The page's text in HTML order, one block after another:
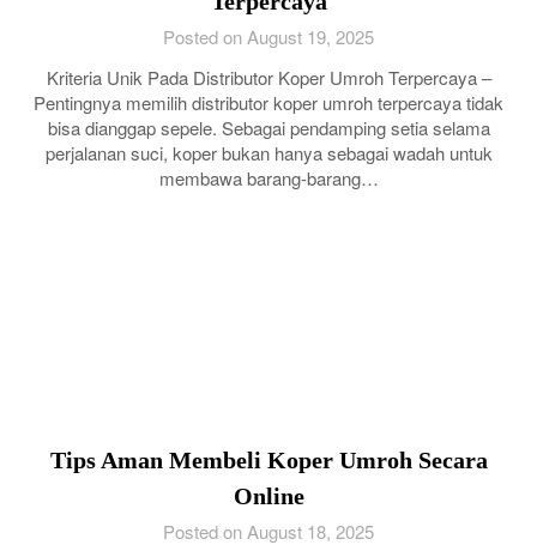
Posted on August 19, 2025
Kriteria Unik Pada Distributor Koper Umroh Terpercaya –
Pentingnya memilih distributor koper umroh terpercaya tidak
bisa dianggap sepele. Sebagai pendamping setia selama
perjalanan suci, koper bukan hanya sebagai wadah untuk
membawa barang-barang…
Tips Aman Membeli Koper Umroh Secara
Online
Posted on August 18, 2025